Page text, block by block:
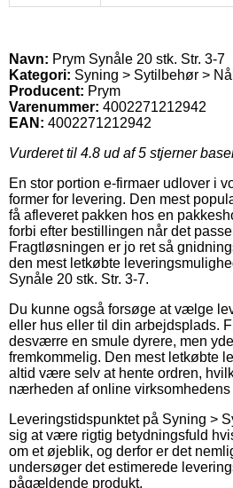
Navn: Prym Synåle 20 stk. Str. 3-7
Kategori: Syning > Sytilbehør >
Producent: Prym
Varenummer: 4002271212942
EAN: 4002271212942
Vurderet til 4.8 ud af 5 stjerner
En stor portion e-firmaer udlover i
former for levering. Den mest
få afleveret pakken hos en
forbi efter bestillingen når det
Fragtløsningen er jo ret så
den mest letkøbte
Synåle 20 stk. Str. 3-7.
Du kunne også forsøge at vælge
eller hus eller til din arbejdsplads.
desværre en smule dyrere, men
fremkommelig. Den mest letkøbte
altid være selv at hente ordren,
nærheden af online
Leveringstidspunktet på Syning >
sig at være rigtig betydningsfuld
om et øjeblik, og derfor er det
undersøger det estimerede
pågældende produkt.